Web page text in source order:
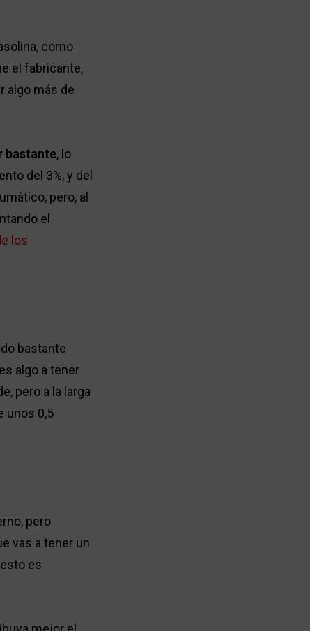
como
el fabricante,
algo más de
bastante, lo
del 3%, y del
pero, al
el
los
bastante
algo a tener
pero a la larga
unos 0,5
pero
vas a tener un
es